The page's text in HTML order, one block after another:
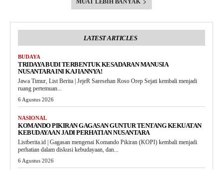
MUAT LEBIH BANYAK
LATEST ARTICLES
BUDAYA
TRIDAYA BUDI TERBENTUK KESADARAN MANUSIA
NUSANTARA INI KAJIANNYA!
Jawa Timur, List Berita | JejeR Saresehan Roso Orep Sejati kembali menjadi
ruang pertemuan...
6 Agustus 2026
NASIONAL
KOMANDO PIKIRAN GAGASAN GUNTUR TENTANG KEKUATAN
KEBUDAYAAN JADI PERHATIAN NUSANTARA
Listberita.id | Gagasan mengenai Komando Pikiran (KOPI) kembali menjadi
perhatian dalam diskusi kebudayaan, dan...
6 Agustus 2026